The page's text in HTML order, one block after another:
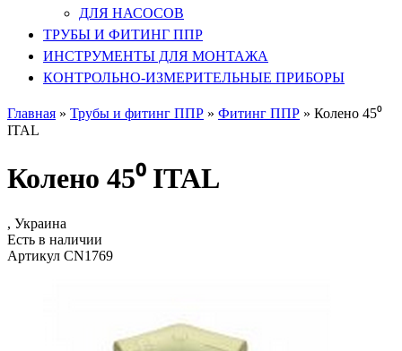
ДЛЯ НАСОСОВ
ТРУБЫ И ФИТИНГ ППР
ИНСТРУМЕНТЫ ДЛЯ МОНТАЖА
КОНТРОЛЬНО-ИЗМЕРИТЕЛЬНЫЕ ПРИБОРЫ
Главная » Трубы и фитинг ППР » Фитинг ППР » Колено 45⁰
ITAL
Колено 45⁰ ITAL
, Украина
Есть в наличии
Артикул CN1769